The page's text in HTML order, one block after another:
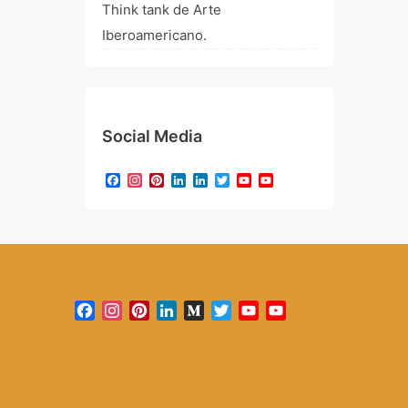
Think tank de Arte
Iberoamericano.
Social Media
Facebook
Instagram
Pinterest
LinkedIn
LinkedIn
TwitterYouTube
Facebook
Instagram
PinterestLinkedInMediumTwitterYouTube